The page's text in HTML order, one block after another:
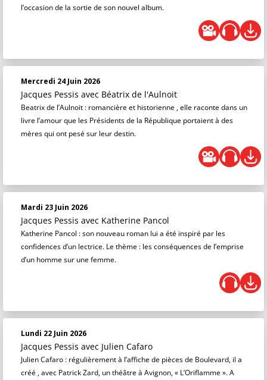
l’occasion de la sortie de son nouvel album.
Mercredi 24 Juin 2026
Jacques Pessis avec Béatrix de l'Aulnoit
Beatrix de l’Aulnoit : romancière et historienne , elle raconte dans un
livre l’amour que les Présidents de la République portaient à des
mères qui ont pesé sur leur destin.
Mardi 23 Juin 2026
Jacques Pessis avec Katherine Pancol
Katherine Pancol : son nouveau roman lui a été inspiré par les
confidences d’un lectrice. Le thème : les conséquences de l’emprise
d’un homme sur une femme.
Lundi 22 Juin 2026
Jacques Pessis avec Julien Cafaro
Julien Cafaro : régulièrement à l’affiche de pièces de Boulevard, il a
créé , avec Patrick Zard, un théâtre à Avignon, « L’Oriflamme ». A